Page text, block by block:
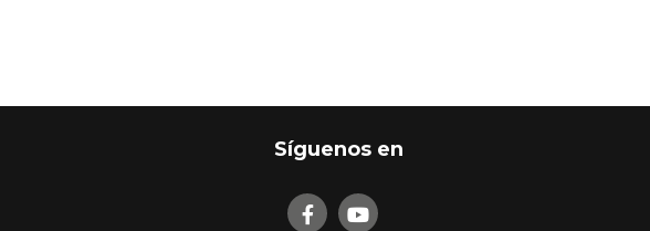
Síguenos en